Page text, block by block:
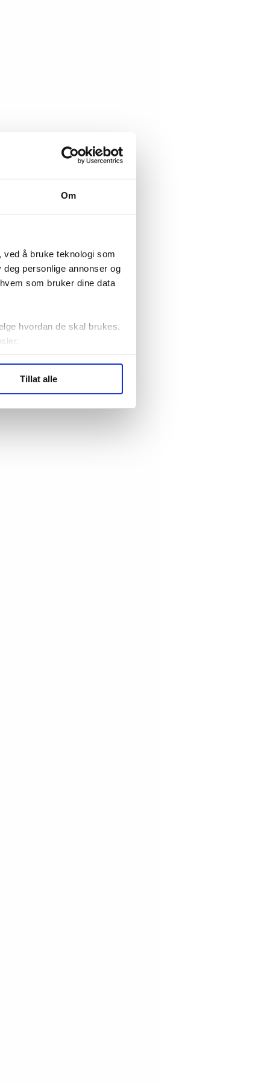
Om
å bruke teknologi som
personlige annonser og
som bruker dine data
hvordan de skal brukes.
statistikk.
Tillat alle